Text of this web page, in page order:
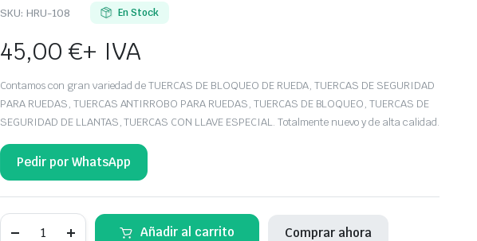
SKU: HRU-108 En Stock
45,00€+ IVA
Contamos con gran variedad de TUERCAS DE BLOQUEO DE RUEDA, TUERCAS DE SEGURIDAD
PARA RUEDAS, TUERCAS ANTIRROBO PARA RUEDAS, TUERCAS DE BLOQUEO, TUERCAS DE
SEGURIDAD DE LLANTAS, TUERCAS CON LLAVE ESPECIAL. Totalmente nuevo y de alta calidad.
Pedir por WhatsApp
Añadir al carrito Comprar ahora